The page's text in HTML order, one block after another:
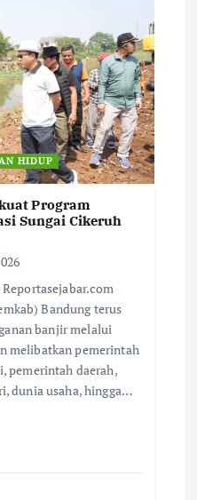
HIDUP
Program
Sungai Cikeruh
Bandung terus
banjir melalui
melibatkan pemerintah
pemerintah daerah,
dunia usaha, hingga…